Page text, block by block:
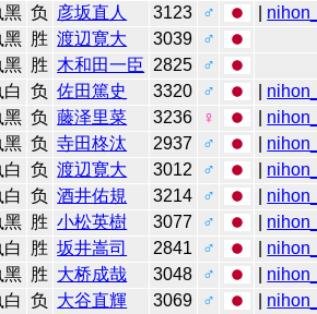
黑 负 彦坂直人 3123 ♂
黑 胜 渡辺寛大 3039
♂
黑 胜 木和田一臣 2825
♂
白 负 佐田篤史 3320 ♂
黑 负 藤泽里菜 3236 ♀
黑 负 寺田柊汰 2937 ♂
白 负 渡辺寛大 3012 ♂
白 负 酒井佑規 3214 ♂
黑 胜 小松英樹 3077 ♂
白 胜 坂井嵩司 2841 ♂
黑 胜 大桥成哉 3048 ♂
白 负 大谷直輝 3069 ♂